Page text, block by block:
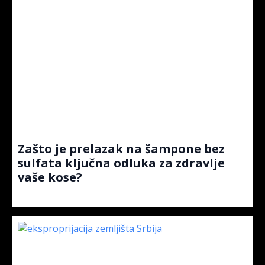
Zašto je prelazak na šampone bez
sulfata ključna odluka za zdravlje
vaše kose?